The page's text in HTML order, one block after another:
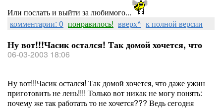
Или послать и выйти за любимого...
комментарии: 0 понравилось! вверх^ к полной версии
Ну вот!!!Часик остался! Так домой хочется, что
06-03-2003 18:06
Ну вот!!!Часик остался! Так домой хочется, что даже ужин
приготовить не лень!!!! Только вот никак не могу понять:
почему же так работать то не хочется??? Ведь сегодня